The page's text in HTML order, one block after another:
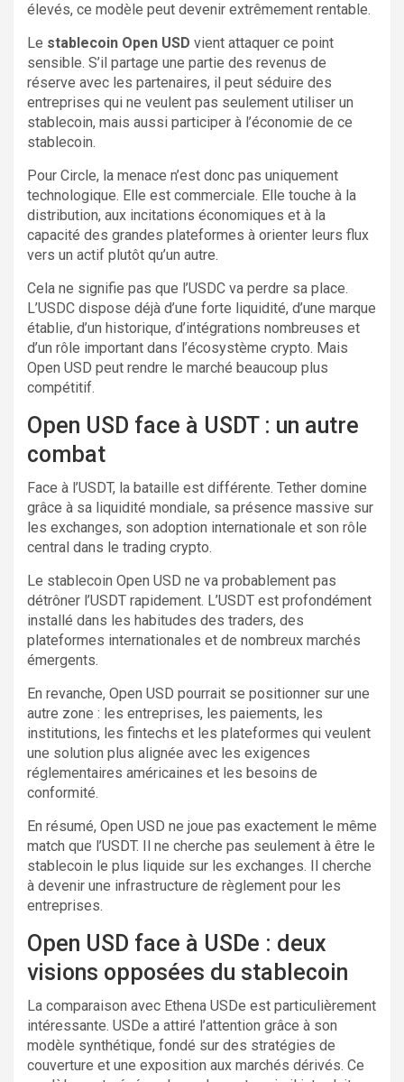
élevés, ce modèle peut devenir extrêmement rentable.
Le stablecoin Open USD vient attaquer ce point
sensible. S’il partage une partie des revenus de
réserve avec les partenaires, il peut séduire des
entreprises qui ne veulent pas seulement utiliser un
stablecoin, mais aussi participer à l’économie de ce
stablecoin.
Pour Circle, la menace n’est donc pas uniquement
technologique. Elle est commerciale. Elle touche à la
distribution, aux incitations économiques et à la
capacité des grandes plateformes à orienter leurs flux
vers un actif plutôt qu’un autre.
Cela ne signifie pas que l’USDC va perdre sa place.
L’USDC dispose déjà d’une forte liquidité, d’une marque
établie, d’un historique, d’intégrations nombreuses et
d’un rôle important dans l’écosystème crypto. Mais
Open USD peut rendre le marché beaucoup plus
compétitif.
Open USD face à USDT : un autre
combat
Face à l’USDT, la bataille est différente. Tether domine
grâce à sa liquidité mondiale, sa présence massive sur
les exchanges, son adoption internationale et son rôle
central dans le trading crypto.
Le stablecoin Open USD ne va probablement pas
détrôner l’USDT rapidement. L’USDT est profondément
installé dans les habitudes des traders, des
plateformes internationales et de nombreux marchés
émergents.
En revanche, Open USD pourrait se positionner sur une
autre zone : les entreprises, les paiements, les
institutions, les fintechs et les plateformes qui veulent
une solution plus alignée avec les exigences
réglementaires américaines et les besoins de
conformité.
En résumé, Open USD ne joue pas exactement le même
match que l’USDT. Il ne cherche pas seulement à être le
stablecoin le plus liquide sur les exchanges. Il cherche
à devenir une infrastructure de règlement pour les
entreprises.
Open USD face à USDe : deux
visions opposées du stablecoin
La comparaison avec Ethena USDe est particulièrement
intéressante. USDe a attiré l’attention grâce à son
modèle synthétique, fondé sur des stratégies de
couverture et une exposition aux marchés dérivés. Ce